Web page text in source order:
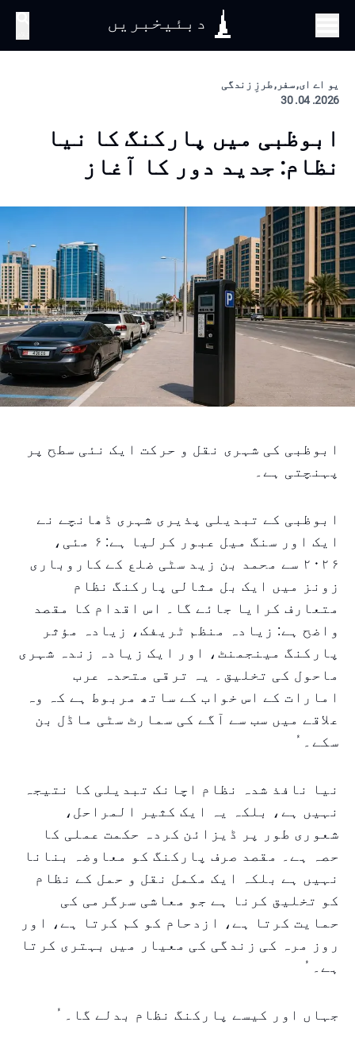
دبئیخبریں
یو اے ای, سفر, طرزِ زندگی
2026. 04. 30
ابوظبی میں پارکنگ کا نیا
نظام: جدید دور کا آغاز
ابوظبی کی شہری نقل و حرکت ایک نئی سطح پر
پہنچتی ہے۔
ابوظبی کے تبدیلی پذیری شہری ڈھانچے نے
ایک اور سنگ میل عبور کرلیا ہے: ۶ مئی،
۲۰۲۶ سے محمد بن زید سٹی ضلع کے کاروباری
زونز میں ایک بل مثالی پارکنگ نظام
متعارف کرایا جائے گا۔ اس اقدام کا مقصد
واضح ہے: زیادہ منظم ٹریفک، زیادہ مؤثر
پارکنگ مینجمنٹ، اور ایک زیادہ زندہ شہری
ماحول کی تخلیق۔ یہ ترقی متحدہ عرب
امارات کے اس خواب کے ساتھ مربوط ہے کہ وہ
علاقے میں سب سے آگے کی سمارٹ سٹی ماڈل بن
سکے۔ ُ
نیا نافذ شدہ نظام اچانک تبدیلی کا نتیجہ
نہیں ہے، بلکہ یہ ایک کثیر المراحل،
شعوری طور پر ڈیزائن کردہ حکمت عملی کا
حصہ ہے۔ مقصد صرف پارکنگ کو معاوضہ بنانا
نہیں ہے بلکہ ایک مکمل نقل و حمل کے نظام
کو تخلیق کرنا ہے جو معاشی سرگرمی کی
حمایت کرتا ہے، ازدحام کو کم کرتا ہے، اور
روز مرہ کی زندگی کی معیار میں بہتری کرتا
ہے۔ ُ
جہاں اور کیسے پارکنگ نظام بدلے گا۔ ُ